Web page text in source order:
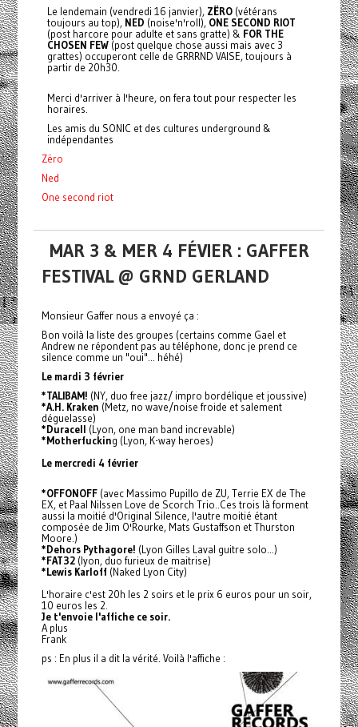
Le lendemain (vendredi 16 janvier), ZËRO(vétérans
toujours au top), NED (noise'n'roll),ONE SECOND RIOT
(post harcore pour adulte et sans gratte) & FOR THE
CHOSEN FEW(post quelque chose aussi mais avec 3
grattes) occuperont celle de GRRRND VAISE, toujours à
partir de 20h30.
Merci d'arriver à l'heure, on fera tout pour respecter les
horaires.
Les amis du SONIC et des cultures underground &
indépendantes
Zëro
Ned
One second riot
MAR 3 & MER 4 FÉVIER : GAFFER
FESTIVAL @ GRND GERLAND
Monsieur Gaffer nous a envoyé ça :
Bon voilà la liste des groupes (certains comme Gael et
Andrew ne répondent pas au téléphone, donc je prend ce
silence comme un "oui"... héhé)
Le mardi 3 février
*TALIBAM! (NY, duo free jazz/ impro bordélique et joussive)
*A.H. Kraken (Metz, no wave/noise froide et salement
déguelasse)
*Duracell (Lyon, one man band increvable)
*Motherfucking (Lyon, K-way heroes)
Le mercredi 4 février
*OFFONOFF (avec Massimo Pupillo de ZU, Terrie EX de The
EX, et Paal Nilssen Love de Scorch Trio..Ces trois là forment
aussi la moitié d'Original Silence, l'autre moitié étant
composée de Jim O'Rourke, Mats Gustaffson et Thurston
Moore.)
*Dehors Pythagore! (Lyon Gilles Laval guitre solo...)
*FAT32(lyon, duo furieux de maitrise)
*Lewis Karloff (Naked Lyon City)
L'horaire c'est 20h les 2 soirs et le prix 6 euros pour un soir,
10 euros les 2.
Je t'envoie l'affiche ce soir.
A plus
Frank
ps : En plus il a dit la vérité. Voilà l'affiche :